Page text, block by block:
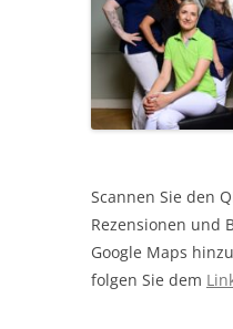
Scannen Sie den
Rezensionen und
Google Maps
folgen Sie dem